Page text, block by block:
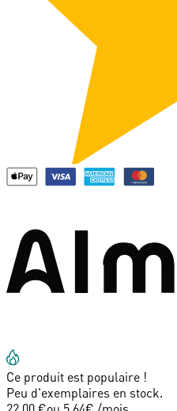
Ce produit est populaire !
Peu d'exemplaires en stock.